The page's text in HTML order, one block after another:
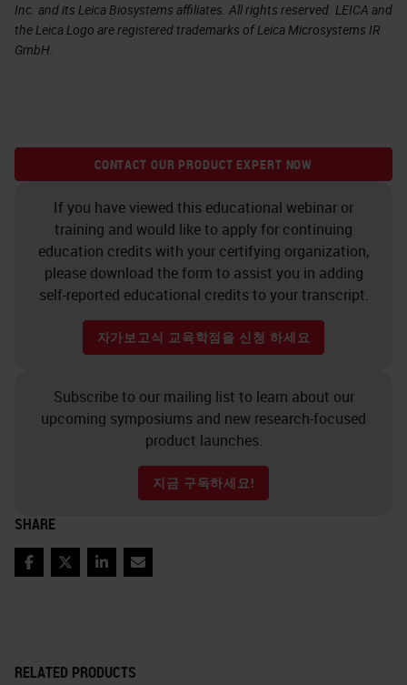
RELATED PRODUCTS
Inc. and its Leica Biosystems affiliates. All rights reserved. LEICA and
the Leica Logo are registered trademarks of Leica Microsystems IR
GmbH.
CONTACT OUR PRODUCT EXPERT NOW
If you have viewed this educational webinar or
training and would like to apply for continuing
education credits with your certifying organization,
please download the form to assist you in adding
self-reported educational credits to your transcript.
자가보고식 교육학점을 신청 하세요
Subscribe to our mailing list to learn about our
upcoming symposiums and new research-focused
product launches.
지금 구독하세요!
SHARE
Facebook
TwitterLinkedIn
Email